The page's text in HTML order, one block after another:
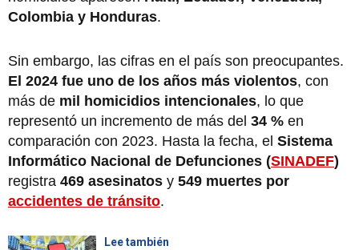
Colombia y Honduras.
Sin embargo, las cifras en el país son preocupantes.
El 2024 fue uno de los años más violentos, con
más de mil homicidios intencionales, lo que
representó un incremento de más del 34 % en
comparación con 2023. Hasta la fecha, el Sistema
Informático Nacional de Defunciones (SINADEF)
registra 469 asesinatos y 549 muertes por
accidentes de tránsito.
Lee también